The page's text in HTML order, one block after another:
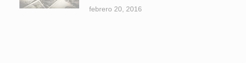
febrero 20, 2016